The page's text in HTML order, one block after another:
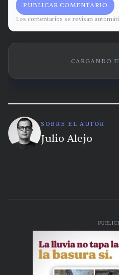
PUBLICAR COMENTARIO
Los comentarios se revisan
CARGANDO
SOBRE EL AUTOR
Julio Alejo